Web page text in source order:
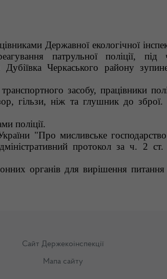
Державної екологічної
патрульної поліції, під
Черкаського району
засобу, працівники
гільзи, ніж та глушник до
поліції.
"Про мисливське
протокол за ч. 2
органів для вирішення
Сайт Держекоінспекції
Мапа сайту